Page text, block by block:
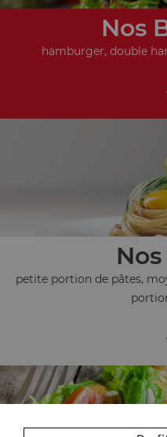
Nos
hamburger, double
petite portion de pâtes,